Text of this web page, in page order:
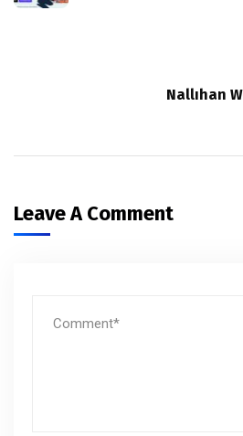
Nallıhan
Leave A Comment